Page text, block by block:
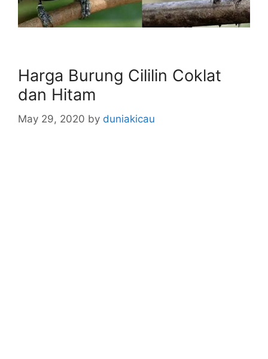
Harga Burung Cililin Coklat
dan Hitam
May 29, 2020 by duniakicau